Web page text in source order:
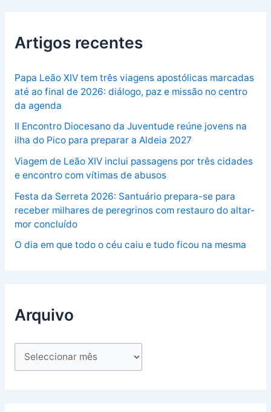
Artigos recentes
Papa Leão XIV tem três viagens apostólicas marcadas
até ao final de 2026: diálogo, paz e missão no centro
da agenda
II Encontro Diocesano da Juventude reúne jovens na
ilha do Pico para preparar a Aldeia 2027
Viagem de Leão XIV inclui passagens por três cidades
e encontro com vítimas de abusos
Festa da Serreta 2026: Santuário prepara-se para
receber milhares de peregrinos com restauro do altar-
mor concluído
O dia em que todo o céu caiu e tudo ficou na mesma
Arquivo